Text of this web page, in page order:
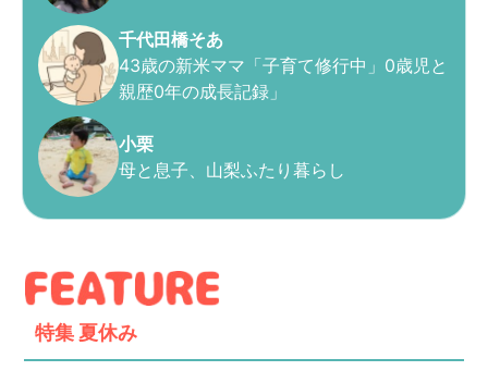
千代田橋そあ
43歳の新米ママ「子育て修行中」0歳児と
親歴0年の成長記録」
小栗
母と息子、山梨ふたり暮らし
特集 夏休み